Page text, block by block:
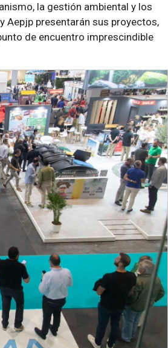
la gestión ambiental y los
Aepjp presentarán sus proyectos,
de encuentro imprescindible